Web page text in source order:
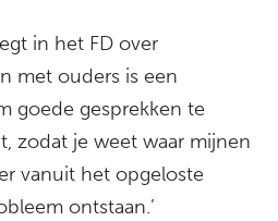
in het FD over
met ouders is een
goede gesprekken te
zodat je weet waar mijnen
vanuit het opgeloste
ontstaan.’